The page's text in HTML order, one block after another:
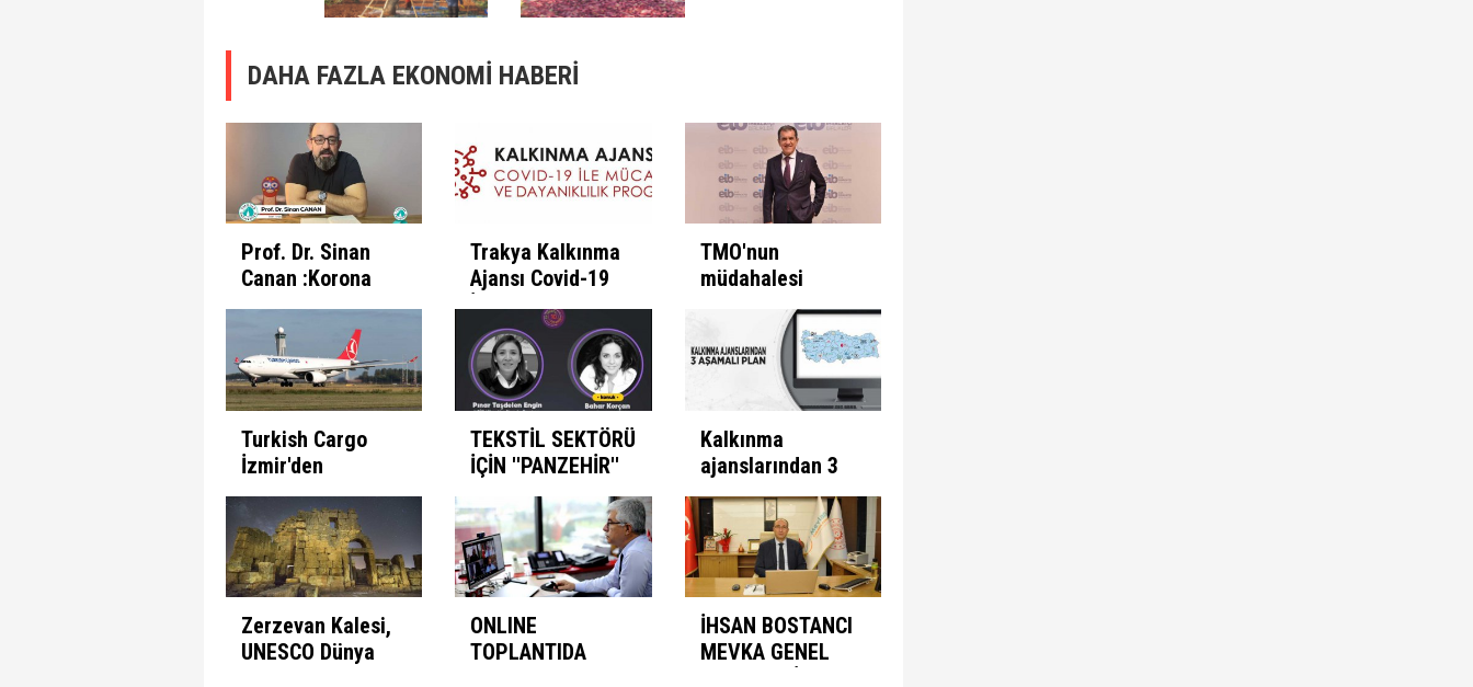
DAHA FAZLA EKONOMİ HABERİ
Prof. Dr. Sinan
Canan :Korona
Günlerinde
İnsanın Fabrika
Ayarları
Trakya Kalkınma
Ajansı Covid-19
İle Mücadele
Programını İlan
Etti
TMO'nun
müdahalesi
kazandırıyor
Turkish Cargo
İzmir'den
seferlerine
başlıyor
TEKSTİL SEKTÖRÜ
İÇİN ''PANZEHİR''
BULUNDU
Kalkınma
ajanslarından 3
aşamalı plan
Zerzevan Kalesi,
UNESCO Dünya
ONLINE
TOPLANTIDA
İHSAN BOSTANCI
MEVKA GENEL